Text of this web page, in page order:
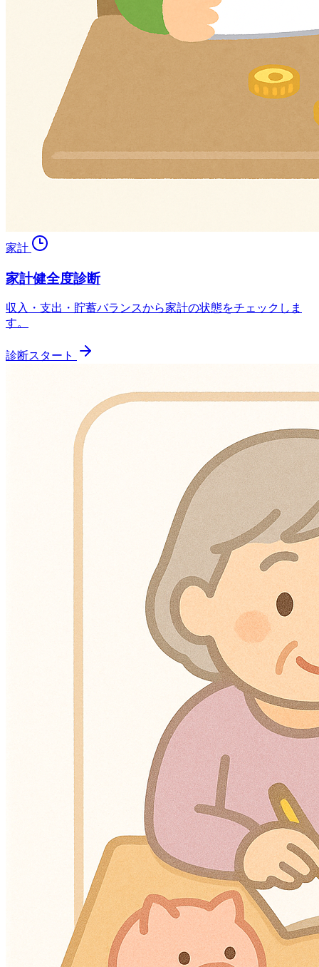
家計
家計健全度診断
収入・支出・貯蓄バランスから家計の状態をチェックしま
す。
診断スタート